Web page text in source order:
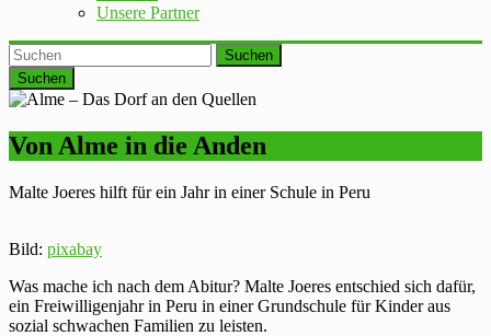
Unsere Partner
Suchen
Von Alme in die Anden
Malte Joeres hilft für ein Jahr in einer Schule in Peru
Bild: pixabay
Was mache ich nach dem Abitur? Malte Joeres entschied sich dafür,
ein Freiwilligenjahr in Peru in einer Grundschule für Kinder aus
sozial schwachen Familien zu leisten.